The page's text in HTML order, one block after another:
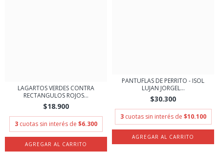
LAGARTOS VERDES CONTRA
RECTANGULOS ROJOS...
$18.900
3 cuotas sin interés de $6.300
PANTUFLAS DE PERRITO - ISOL
LUJAN JORGEL...
$30.300
3 cuotas sin interés de $10.100